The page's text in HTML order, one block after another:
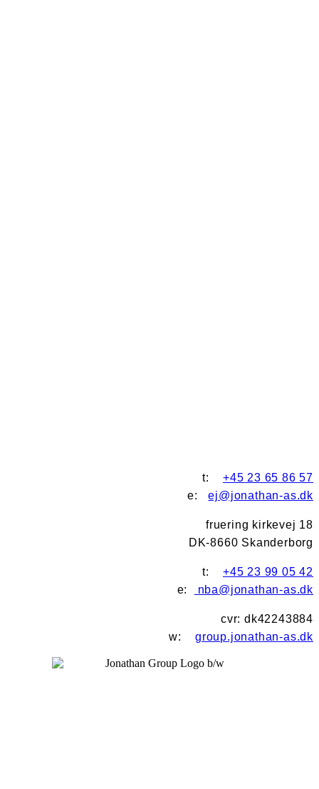
t: +45 23 65 86 57
e:ej@jonathan-as.dk
fruering kirkevej 18
DK-8660 Skanderborg
t: +45 23 99 05 42
e:
nba@jonathan-as.dk
cvr: dk42243884
w: group.jonathan-as.dk